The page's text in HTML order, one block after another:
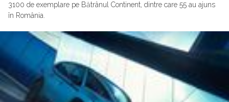
3100 de exemplare pe Bătrânul Continent, dintre care 55 au ajuns
în România.